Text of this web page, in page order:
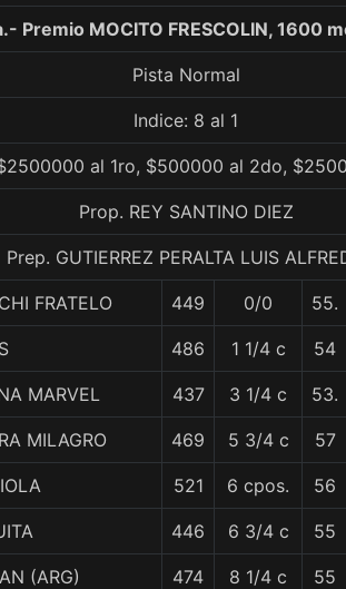
Premio MOCITO FRESCOLIN, 1600
Pista Normal
Indice: 8 al 1
al 1ro, $500000 al 2do,
Prop. REY SANTINO DIEZ
Prep. GUTIERREZ PERALTA LUIS
FRATELO 449 0/0 55.
486 1 1/4 c 54
MARVEL 437 3 1/4 c 53.
MILAGRO 469 5 3/4 c 57
521 6 cpos. 56
446 6 3/4 c 55
(ARG) 474 8 1/4 c 55